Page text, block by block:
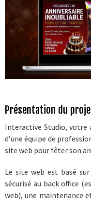
ACADEMY
BLOG
Présentation du
Interactive Studio, votre
d’une équipe de
site web pour fêter son
Le site web est basé
sécurisé au back office
web), une maintenance